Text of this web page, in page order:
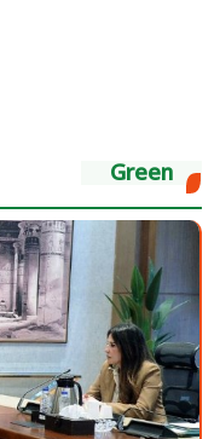
Green